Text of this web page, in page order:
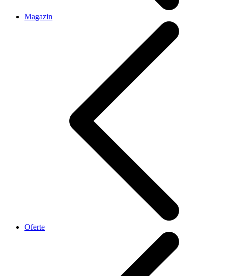
Magazin
Oferte